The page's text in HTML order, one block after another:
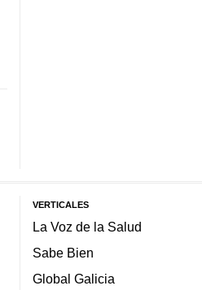
VERTICALES
La Voz de la Salud
Sabe Bien
Global Galicia